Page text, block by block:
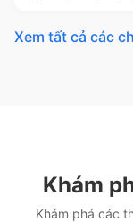
Xem tất cả các
Khám
Khám phá các